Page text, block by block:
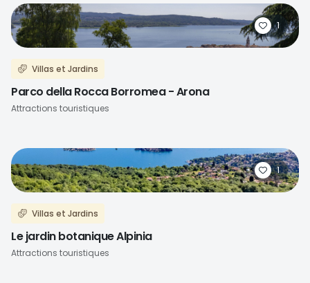
1
Villas et Jardins
Parco della Rocca Borromea - Arona
Attractions touristiques
1
Villas et Jardins
Le jardin botanique Alpinia
Attractions touristiques